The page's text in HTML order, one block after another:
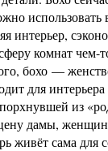
интерьер,
комнат чем-
бохо —
для
из
дамы,
живёт сама для